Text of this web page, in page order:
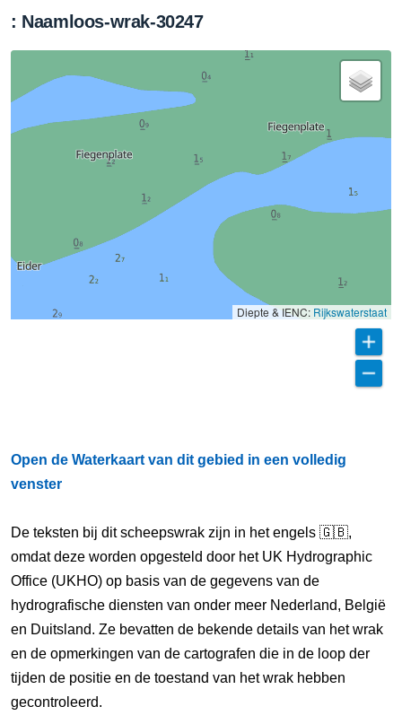
: Naamloos-wrak-30247
Diepte & IENC: Rijkswaterstaat
Open de Waterkaart van dit gebied in een volledig
venster
De teksten bij dit scheepswrak zijn in het engels 🇬🇧,
omdat deze worden opgesteld door het UK Hydrographic
Office (UKHO) op basis van de gegevens van de
hydrografische diensten van onder meer Nederland, België
en Duitsland. Ze bevatten de bekende details van het wrak
en de opmerkingen van de cartografen die in de loop der
tijden de positie en de toestand van het wrak hebben
gecontroleerd.